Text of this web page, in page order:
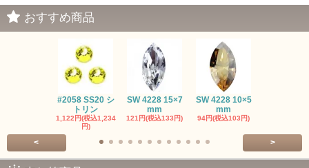
おすすめ商品
#2058 SS20 シ
トリン
1,122円(税込1,234
円)
SW 4228 15×7
mm
121円(税込133円)
SW 4228 10×5
mm
94円(税込103円)
< >